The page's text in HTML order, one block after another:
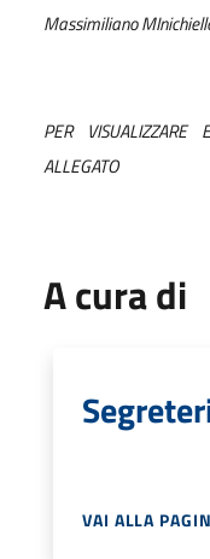
Massimiliano
PER VISUALIZZARE
ALLEGATO
A cura di
VAI ALLA